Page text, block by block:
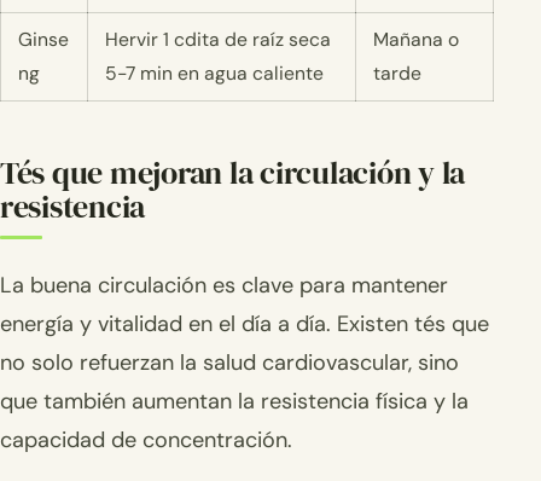
Ginse
ng
Hervir 1 cdita de raíz seca
5-7 min en agua caliente
Mañana o
tarde
Tés que mejoran la circulación y la
resistencia
La buena circulación es clave para mantener
energía y vitalidad en el día a día. Existen tés que
no solo refuerzan la salud cardiovascular, sino
que también aumentan la resistencia física y la
capacidad de concentración.